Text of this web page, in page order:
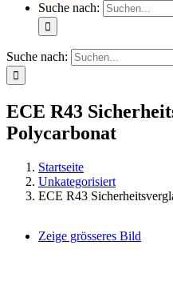
Suche nach:
Suche nach:
ECE R43
Polycarbonat
Startseite
Unkategorisiert
ECE R43
Zeige grösseres Bild